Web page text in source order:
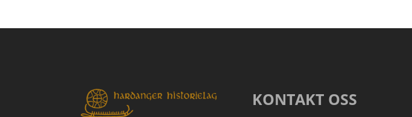
KONTAKT OSS